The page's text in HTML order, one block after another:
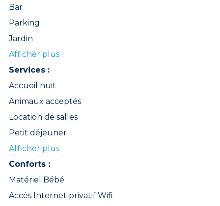
Bar
Parking
Jardin
Afficher plus
Services :
Accueil nuit
Animaux acceptés
Location de salles
Petit déjeuner
Afficher plus
Conforts :
Matériel Bébé
Accès Internet privatif Wifi